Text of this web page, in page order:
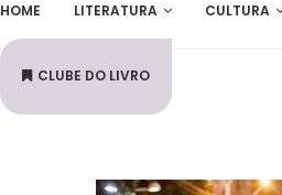
HOME LITERATURA CULTURA
CLUBE DO LIVRO